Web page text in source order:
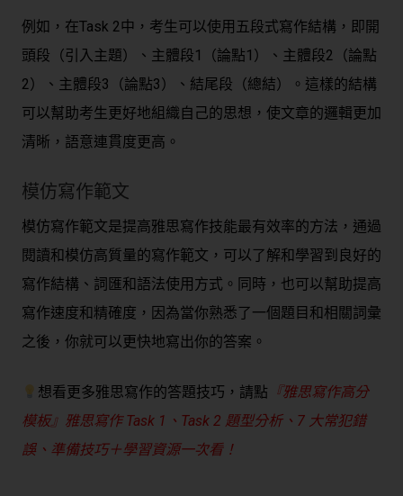
例如，在Task 2中，考生可以使用五段式寫作結構，即開
頭段（引入主題）、主體段1（論點1）、主體段2（論點
2）、主體段3（論點3）、結尾段（總結）。這樣的結構
可以幫助考生更好地組織自己的思想，使文章的邏輯更加
清晰，語意連貫度更高。
模仿寫作範文
模仿寫作範文是提高雅思寫作技能最有效率的方法，通過
閱讀和模仿高質量的寫作範文，可以了解和學習到良好的
寫作結構、詞匯和語法使用方式。同時，也可以幫助提高
寫作速度和精確度，因為當你熟悉了一個題目和相關詞彙
之後，你就可以更快地寫出你的答案。
想看更多雅思寫作的答題技巧，請點 『雅思寫作高分
模板』雅思寫作 Task 1、Task 2 題型分析、7 大常犯錯
誤、準備技巧＋學習資源一次看！